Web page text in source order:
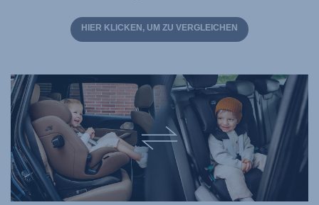
HIER KLICKEN, UM ZU VERGLEICHEN